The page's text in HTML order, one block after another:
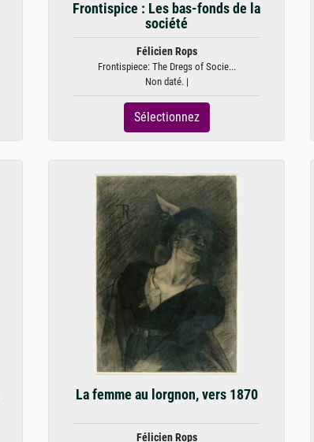
Frontispice : Les bas-fonds de la
société
Félicien Rops
Frontispiece: The Dregs of Socie...
Non daté. |
Sélectionnez
La femme au lorgnon, vers 1870
Félicien Rops